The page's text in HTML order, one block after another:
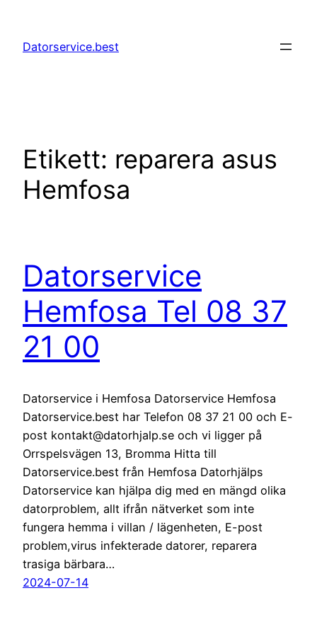
innehåll
Datorservice.best
Etikett: reparera asus
Hemfosa
Datorservice
Hemfosa Tel 08 37
21 00
Datorservice i Hemfosa Datorservice Hemfosa
Datorservice.best har Telefon 08 37 21 00 och E-
post kontakt@datorhjalp.se och vi ligger på
Orrspelsvägen 13, Bromma Hitta till
Datorservice.best från Hemfosa Datorhjälps
Datorservice kan hjälpa dig med en mängd olika
datorproblem, allt ifrån nätverket som inte
fungera hemma i villan / lägenheten, E-post
problem,virus infekterade datorer, reparera
trasiga bärbara…
2024-07-14